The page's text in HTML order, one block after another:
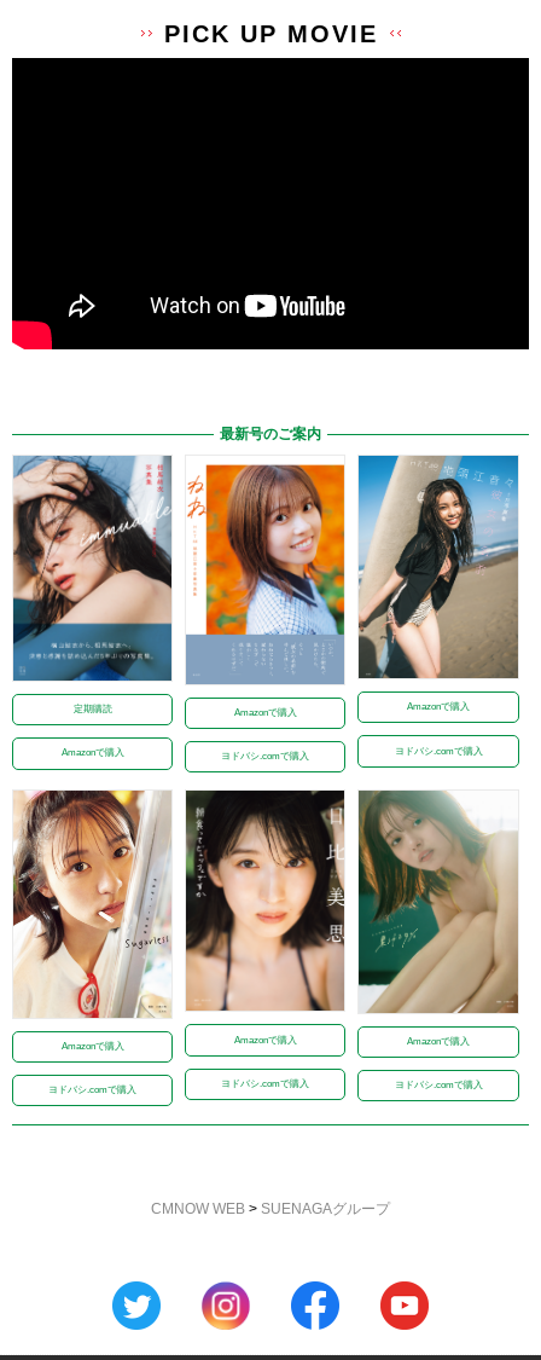
PICK UP MOVIE
最新号のご案内
定期購読
Amazonで購入
Amazonで購入
ヨドバシ.comで購入
Amazonで購入
ヨドバシ.comで購入
Amazonで購入
ヨドバシ.comで購入
Amazonで購入
ヨドバシ.comで購入
Amazonで購入
ヨドバシ.comで購入
CMNOW WEB > SUENAGAグループ